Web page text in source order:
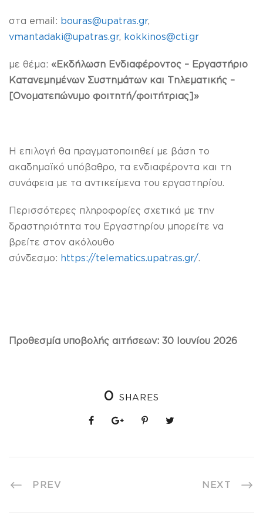
στα email: bouras@upatras.gr,
vmantadaki@upatras.gr, kokkinos@cti.gr
με θέμα: «Εκδήλωση Ενδιαφέροντος – Εργαστήριο
Κατανεμημένων Συστημάτων και Τηλεματικής –
[Ονοματεπώνυμο φοιτητή/φοιτήτριας]»
Η επιλογή θα πραγματοποιηθεί με βάση το
ακαδημαϊκό υπόβαθρο, τα ενδιαφέροντα και τη
συνάφεια με τα αντικείμενα του εργαστηρίου.
Περισσότερες πληροφορίες σχετικά με την
δραστηριότητα του Εργαστηρίου μπορείτε να
βρείτε στον ακόλουθο
σύνδεσμο: https://telematics.upatras.gr/.
Προθεσμία υποβολής αιτήσεων: 30 Ιουνίου 2026
0 SHARES
PREV NEXT